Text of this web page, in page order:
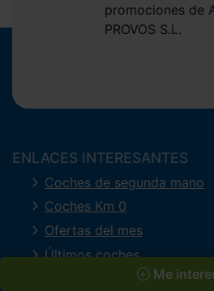
Me
promociones de
PROVOS S.L.
ENLACES INTERESANTES
Coches de segunda mano
Coches Km 0
Ofertas del mes
Últimos coches
Compramos tu coche